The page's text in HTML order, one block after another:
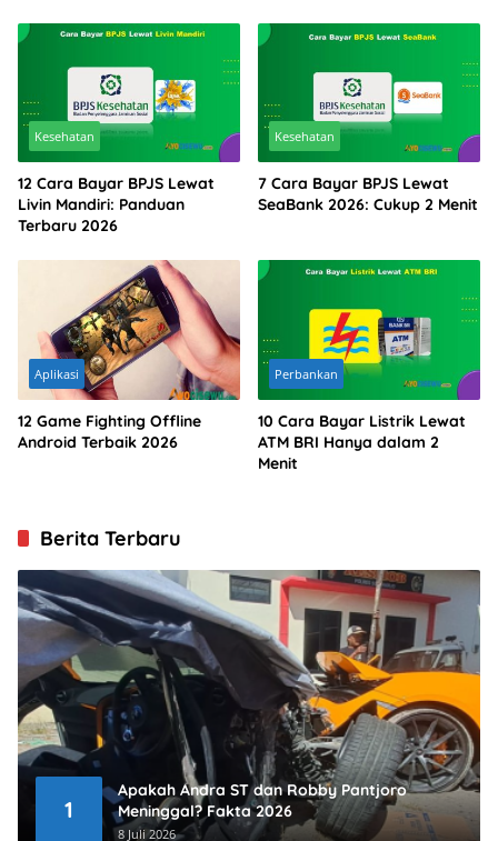
Kesehatan
12 Cara Bayar BPJS Lewat
Livin Mandiri: Panduan
Terbaru 2026
Kesehatan
7 Cara Bayar BPJS Lewat
SeaBank 2026: Cukup 2 Menit
Aplikasi
12 Game Fighting Offline
Android Terbaik 2026
Perbankan
10 Cara Bayar Listrik Lewat
ATM BRI Hanya dalam 2
Menit
Berita Terbaru
1
Apakah Andra ST dan Robby Pantjoro
Meninggal? Fakta 2026
8 Juli 2026